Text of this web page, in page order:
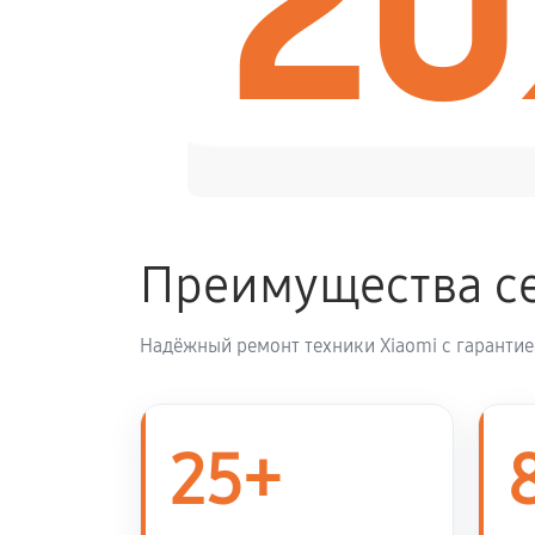
Замена корпуса квадрокоптера
Прошивка квадрокоптера Xiaomi
Установка антенны пульта
Преимущества
Надёжный ремонт техники Xiaomi с
25+